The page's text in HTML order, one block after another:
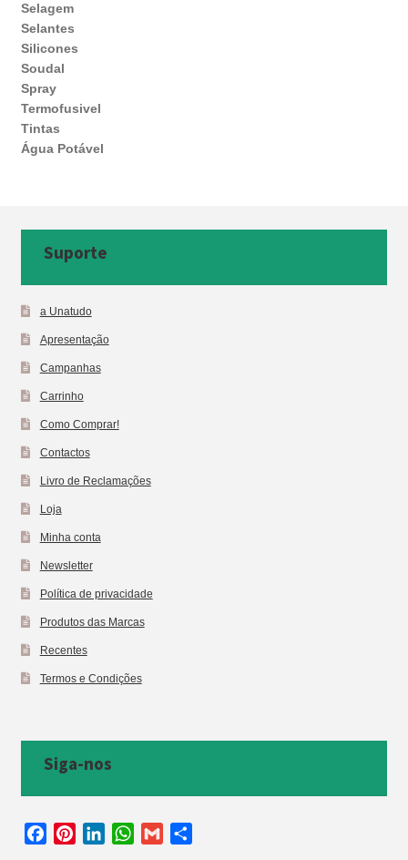
Selagem
Selantes
Silicones
Soudal
Spray
Termofusivel
Tintas
Água Potável
Suporte
a Unatudo
Apresentação
Campanhas
Carrinho
Como Comprar!
Contactos
Livro de Reclamações
Loja
Minha conta
Newsletter
Política de privacidade
Produtos das Marcas
Recentes
Termos e Condições
Siga-nos
W